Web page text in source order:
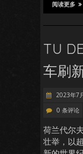
阅读更多
TU
车刷
2023年7
0 条评论
荷兰代尔
壮举，以